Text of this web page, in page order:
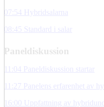
07:54 Hybridsalarna
08:45 Standard i salar
Paneldiskussion
11:04 Paneldiskussion startar
11:27 Panelens erfarenhet av
16:00 Uppfattning av